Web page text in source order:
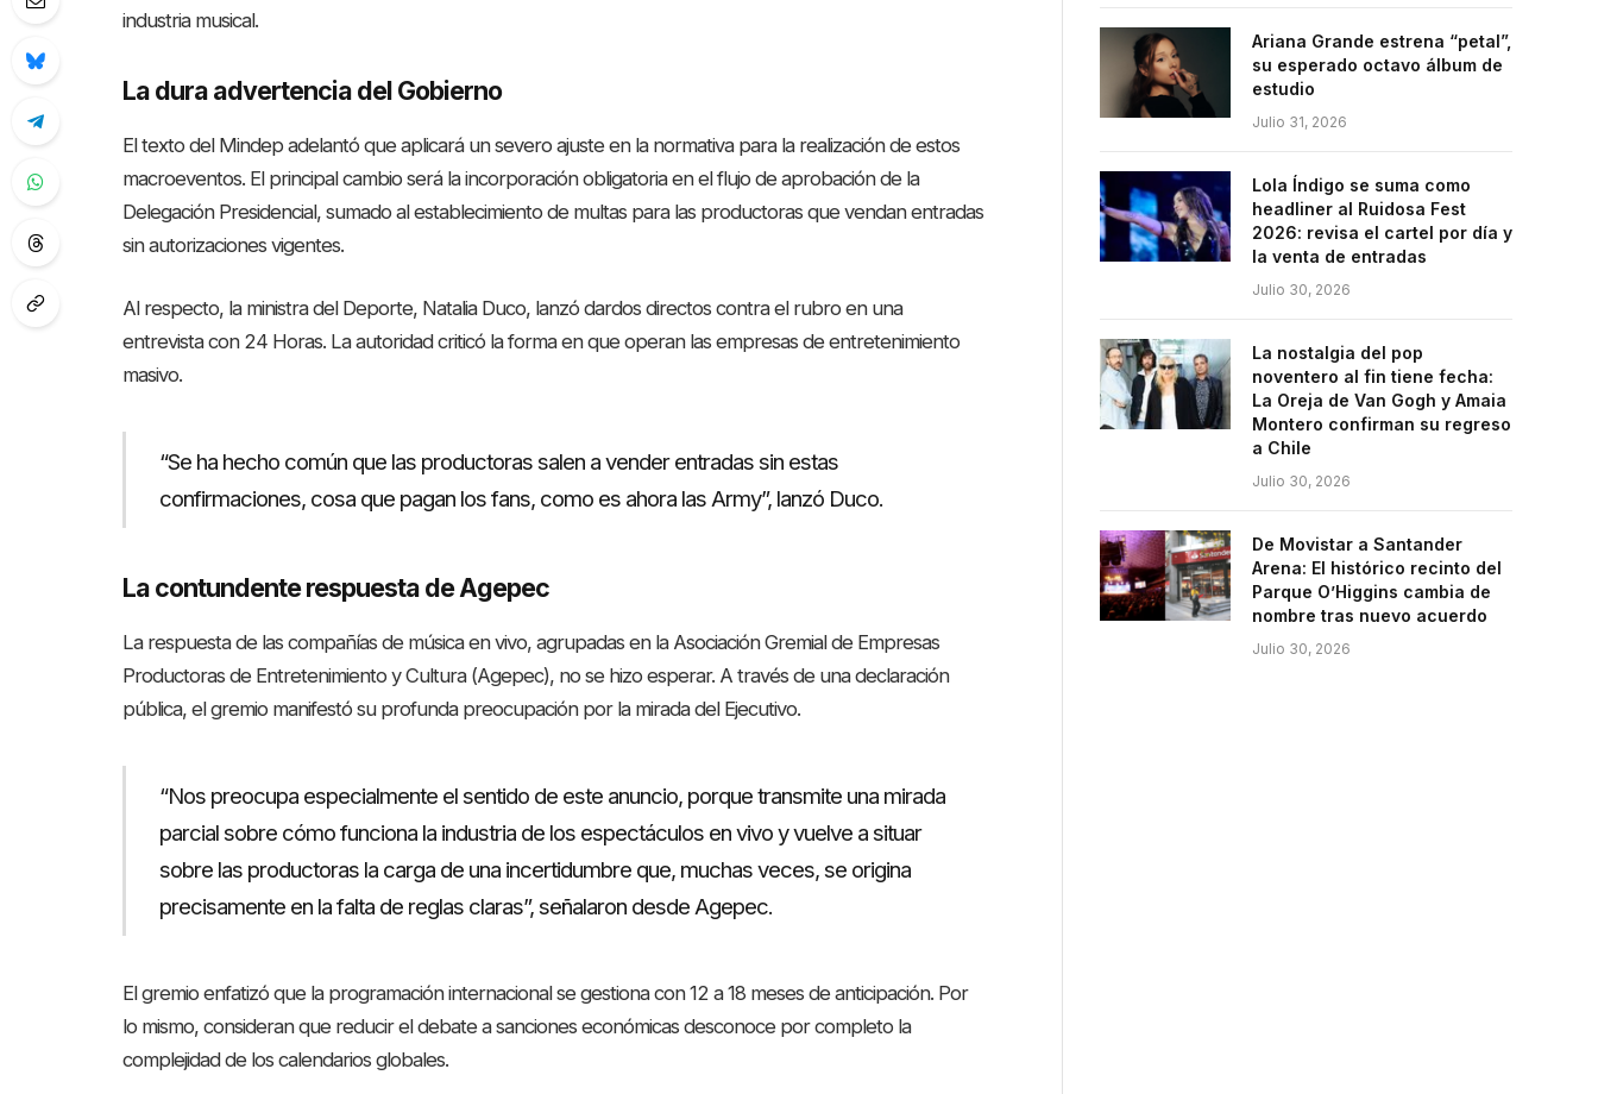
industria musical.
La dura advertencia del Gobierno
El texto del Mindep adelantó que aplicará un severo ajuste en la normativa para la realización de estos
macroeventos. El principal cambio será la incorporación obligatoria en el flujo de aprobación de la
Delegación Presidencial, sumado al establecimiento de multas para las productoras que vendan entradas
sin autorizaciones vigentes.
Al respecto, la ministra del Deporte, Natalia Duco, lanzó dardos directos contra el rubro en una
entrevista con 24 Horas. La autoridad criticó la forma en que operan las empresas de entretenimiento
masivo.
“Se ha hecho común que las productoras salen a vender entradas sin estas
confirmaciones, cosa que pagan los fans, como es ahora las Army”, lanzó Duco.
La contundente respuesta de Agepec
La respuesta de las compañías de música en vivo, agrupadas en la Asociación Gremial de Empresas
Productoras de Entretenimiento y Cultura (Agepec), no se hizo esperar. A través de una declaración
pública, el gremio manifestó su profunda preocupación por la mirada del Ejecutivo.
“Nos preocupa especialmente el sentido de este anuncio, porque transmite una mirada
parcial sobre cómo funciona la industria de los espectáculos en vivo y vuelve a situar
sobre las productoras la carga de una incertidumbre que, muchas veces, se origina
precisamente en la falta de reglas claras”, señalaron desde Agepec.
El gremio enfatizó que la programación internacional se gestiona con 12 a 18 meses de anticipación. Por
lo mismo, consideran que reducir el debate a sanciones económicas desconoce por completo la
complejidad de los calendarios globales.
Ariana Grande estrena “petal”,
su esperado octavo álbum de
estudio
Julio 31, 2026
Lola Índigo se suma como
headliner al Ruidosa Fest
2026: revisa el cartel por día y
la venta de entradas
Julio 30, 2026
La nostalgia del pop
noventero al fin tiene fecha:
La Oreja de Van Gogh y Amaia
Montero confirman su regreso
a Chile
Julio 30, 2026
De Movistar a Santander
Arena: El histórico recinto del
Parque O’Higgins cambia de
nombre tras nuevo acuerdo
Julio 30, 2026